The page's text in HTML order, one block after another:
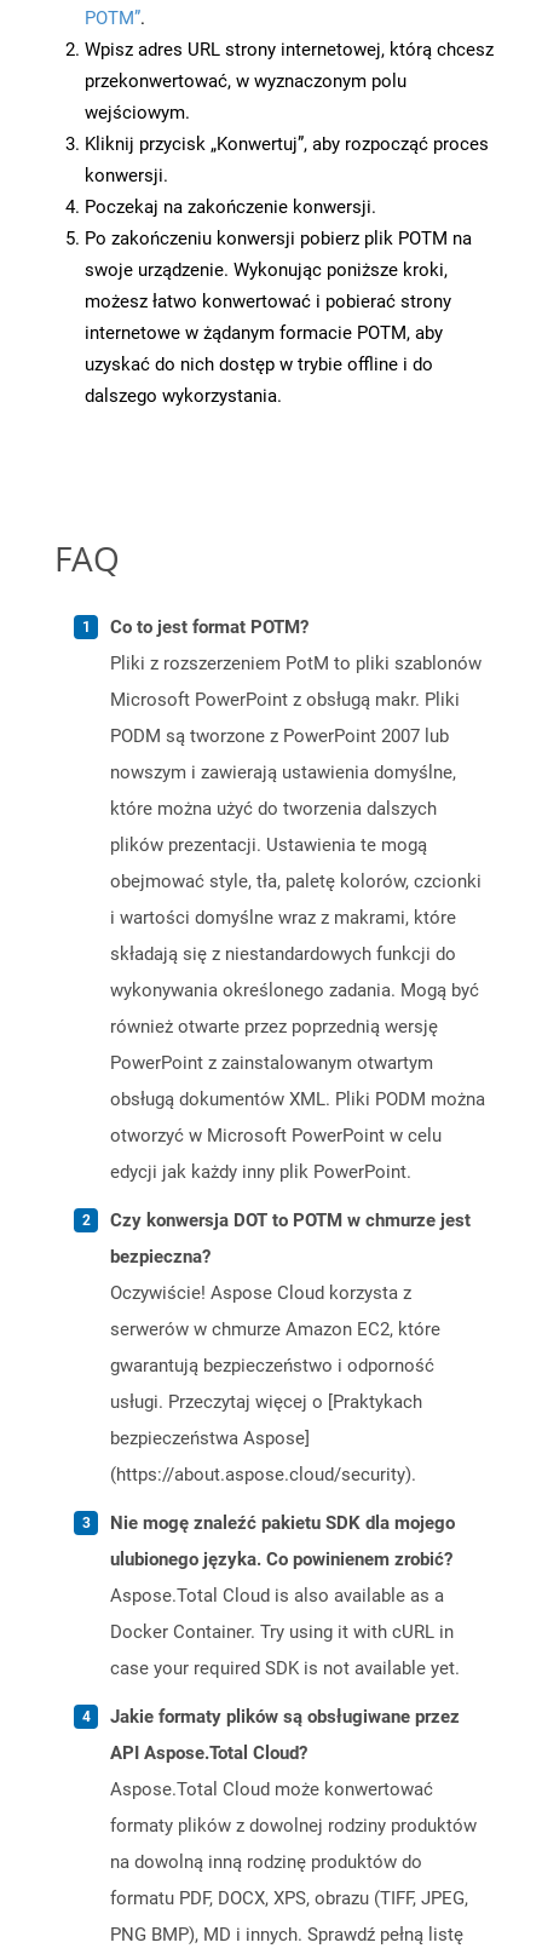
POTM”.
Wpisz adres URL strony internetowej, którą chcesz
przekonwertować, w wyznaczonym polu
wejściowym.
Kliknij przycisk „Konwertuj”, aby rozpocząć proces
konwersji.
Poczekaj na zakończenie konwersji.
Po zakończeniu konwersji pobierz plik POTM na
swoje urządzenie. Wykonując poniższe kroki,
możesz łatwo konwertować i pobierać strony
internetowe w żądanym formacie POTM, aby
uzyskać do nich dostęp w trybie offline i do
dalszego wykorzystania.
FAQ
Co to jest format POTM?
Pliki z rozszerzeniem PotM to pliki szablonów
Microsoft PowerPoint z obsługą makr. Pliki
PODM są tworzone z PowerPoint 2007 lub
nowszym i zawierają ustawienia domyślne,
które można użyć do tworzenia dalszych
plików prezentacji. Ustawienia te mogą
obejmować style, tła, paletę kolorów, czcionki
i wartości domyślne wraz z makrami, które
składają się z niestandardowych funkcji do
wykonywania określonego zadania. Mogą być
również otwarte przez poprzednią wersję
PowerPoint z zainstalowanym otwartym
obsługą dokumentów XML. Pliki PODM można
otworzyć w Microsoft PowerPoint w celu
edycji jak każdy inny plik PowerPoint.
Czy konwersja DOT to POTM w chmurze jest
bezpieczna?
Oczywiście! Aspose Cloud korzysta z
serwerów w chmurze Amazon EC2, które
gwarantują bezpieczeństwo i odporność
usługi. Przeczytaj więcej o [Praktykach
bezpieczeństwa Aspose]
(https://about.aspose.cloud/security).
Nie mogę znaleźć pakietu SDK dla mojego
ulubionego języka. Co powinienem zrobić?
Aspose.Total Cloud is also available as a
Docker Container. Try using it with cURL in
case your required SDK is not available yet.
Jakie formaty plików są obsługiwane przez
API Aspose.Total Cloud?
Aspose.Total Cloud może konwertować
formaty plików z dowolnej rodziny produktów
na dowolną inną rodzinę produktów do
formatu PDF, DOCX, XPS, obrazu (TIFF, JPEG,
PNG BMP), MD i innych. Sprawdź pełną listę